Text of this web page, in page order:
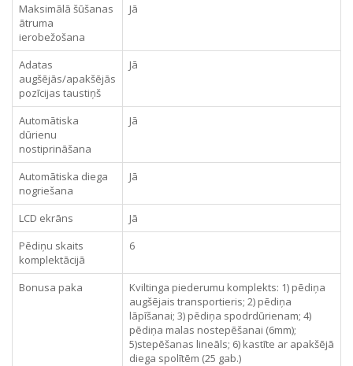
Maksimālā šūšanas
ātruma
ierobežošana
Jā
Adatas
augšējās/apakšējās
pozīcijas taustiņš
Jā
Automātiska
dūrienu
nostiprināšana
Jā
Automātiska diega
nogriešana
Jā
LCD ekrāns
Jā
Pēdiņu skaits
komplektācijā
6
Bonusa paka
Kviltinga piederumu komplekts: 1) pēdiņa
augšējais transportieris; 2) pēdiņa
lāpīšanai; 3) pēdiņa spodrdūrienam; 4)
pēdiņa malas nostepēšanai (6mm);
5)stepēšanas lineāls; 6) kastīte ar apakšējā
diega spolītēm (25 gab.)